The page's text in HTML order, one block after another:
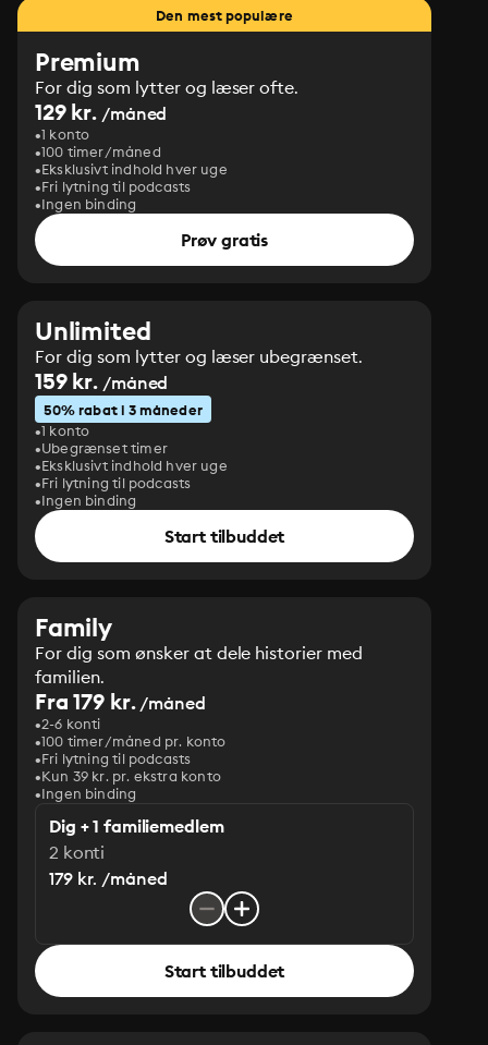
Den mest populære
Premium
For dig som lytter og læser ofte.
129 kr. /måned
1 konto
100 timer/måned
Eksklusivt indhold hver uge
Fri lytning til podcasts
Ingen binding
Prøv gratis
Unlimited
For dig som lytter og læser ubegrænset.
159 kr. /måned
50% rabat i 3 måneder
1 konto
Ubegrænset timer
Eksklusivt indhold hver uge
Fri lytning til podcasts
Ingen binding
Start tilbuddet
Family
For dig som ønsker at dele historier med
familien.
Fra 179 kr./måned
2-6 konti
100 timer/måned pr. konto
Fri lytning til podcasts
Kun 39 kr. pr. ekstra konto
Ingen binding
Dig + 1 familiemedlem
2 konti
179 kr. /måned
Start tilbuddet